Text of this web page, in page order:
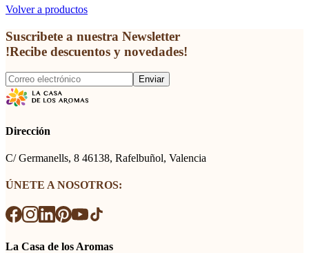
Volver a productos
Suscribete a nuestra Newsletter
!Recibe descuentos y novedades!
Enviar
Dirección
C/ Germanells, 8 46138, Rafelbuñol, Valencia
ÚNETE A NOSOTROS:
La Casa de los Aromas